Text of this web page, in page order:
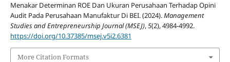
Menakar Determinan ROE Dan Ukuran Perusahaan Terhadap Opini
Audit Pada Perusahaan Manufaktur Di BEI. (2024).Management
Studies and Entrepreneurship Journal (MSEJ),5(2), 4984-4992.
https://doi.org/10.37385/msej.v5i2.6381
More Citation Formats